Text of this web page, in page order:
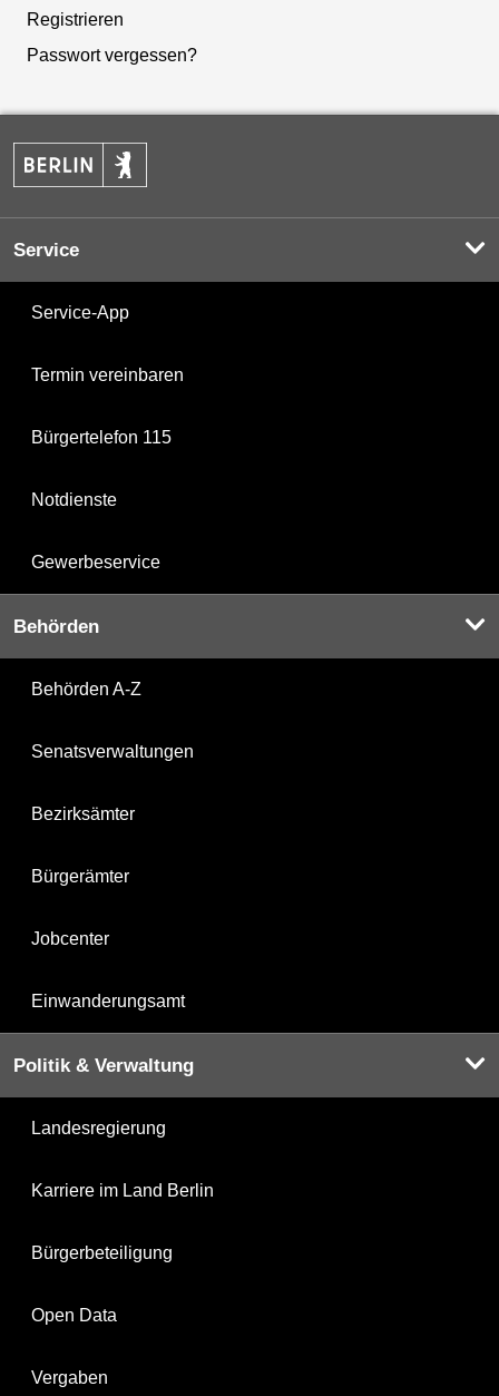
Registrieren
Passwort vergessen?
Service
Service-App
Termin vereinbaren
Bürgertelefon 115
Notdienste
Gewerbeservice
Behörden
Behörden A-Z
Senatsverwaltungen
Bezirksämter
Bürgerämter
Jobcenter
Einwanderungsamt
Politik & Verwaltung
Landesregierung
Karriere im Land Berlin
Bürgerbeteiligung
Open Data
Vergaben